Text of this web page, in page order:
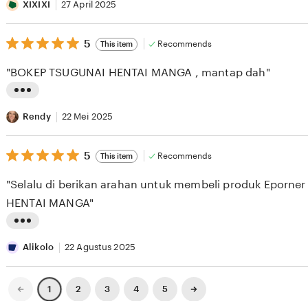
e
v
i
w
y
A
S
S
E
K
i
s
t
n
r
e
v
e
w
y
X
XIXIXI 27 April 2025
5
out
5
stars
5 This item Recommends
i
s
t
n
g
e
v
"BOKEP TSUGUNAI HENTAI MANGA , mantap dah"
Rendy 22 Mei 2025
5
out
5
stars
5 This item Recommends
i
s
"Selalu di berikan arahan untuk membeli produk Eporner
HENTAI MANGA"
Alikolo 22 Agustus 2025
Previous
page
1 2 3 4 5
Next
page